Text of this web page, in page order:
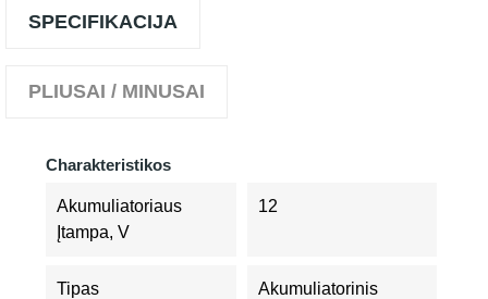
SPECIFIKACIJA
PLIUSAI / MINUSAI
Charakteristikos
Akumuliatoriaus
Įtampa, V
12
Tipas Akumuliatorinis